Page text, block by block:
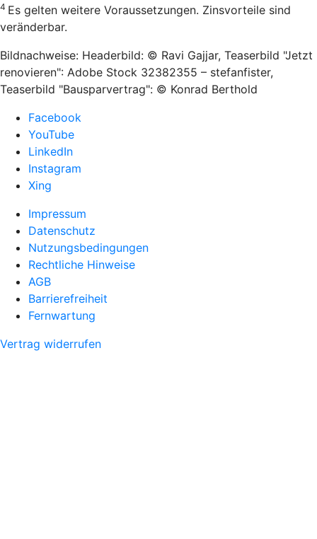
4 Es gelten weitere Voraussetzungen. Zinsvorteile sind
veränderbar.
Bildnachweise: Headerbild: © Ravi Gajjar, Teaserbild "Jetzt
renovieren": Adobe Stock 32382355 – stefanfister,
Teaserbild "Bausparvertrag": © Konrad Berthold
Facebook
YouTube
LinkedIn
Instagram
Xing
Impressum
Datenschutz
Nutzungsbedingungen
Rechtliche Hinweise
AGB
Barrierefreiheit
Fernwartung
Vertrag widerrufen